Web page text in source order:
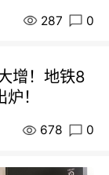
287 0
增！地铁8
！
678 0